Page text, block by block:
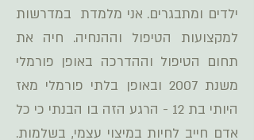
ילדים ומתבגרים. אני מלמדת במדרשות
למקצועות הטיפול וההנחיה. חיה את
תחום הטיפול וההדרכה באופן פורמלי
משנת 2007 ובאופן בלתי פורמלי מאז
היותי בת 12 - הרגע הזה בו הבנתי כי כל
אדם חייב לחיות במיצוי עצמי, בשלמות.